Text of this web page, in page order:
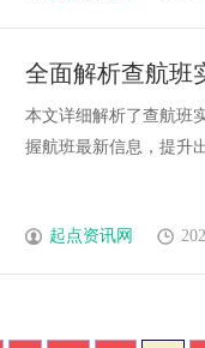
全面解析查航班
本文详细解析了查航班
握航班最新信息，提升
起点资讯网